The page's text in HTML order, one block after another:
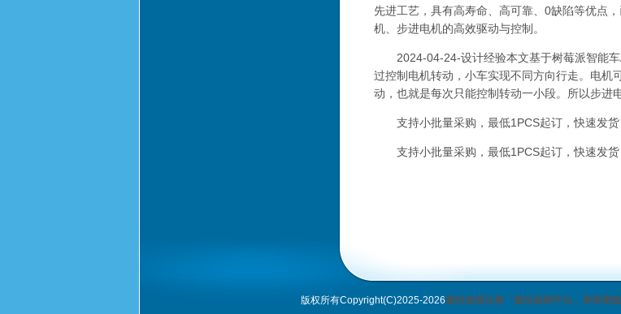
先进工艺，具有高寿命、高可靠、0缺陷等优点
机、步进电机的高效驱动与控制。
2024-04-24-设计经验本文基于树莓派智能车
过控制电机转动，小车实现不同方向行走。电机
动，也就是每次只能控制转动一小段。所以步进
支持小批量采购，最低1PCS起订，快速发货
支持小批量采购，最低1PCS起订，快速发货
版权所有Copyright(C)2025-2026傲世皇朝注册「傲世皇朝平台」登录测